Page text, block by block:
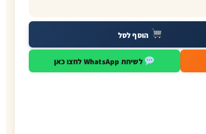
הוסף לסל
לשיחת WhatsApp לחצו כאן